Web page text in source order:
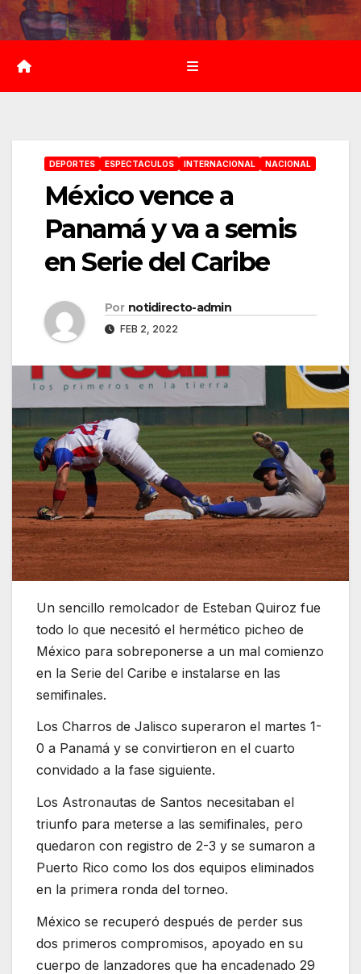
Saltar
al
contenido
DEPORTES ESPECTACULOS INTERNACIONAL NACIONAL
México vence a
Panamá y va a semis
en Serie del Caribe
Por notidirecto-admin
FEB 2, 2022
Un sencillo remolcador de Esteban Quiroz fue
todo lo que necesitó el hermético picheo de
México para sobreponerse a un mal comienzo
en la Serie del Caribe e instalarse en las
semifinales.
Los Charros de Jalisco superaron el martes 1-
0 a Panamá y se convirtieron en el cuarto
convidado a la fase siguiente.
Los Astronautas de Santos necesitaban el
triunfo para meterse a las semifinales, pero
quedaron con registro de 2-3 y se sumaron a
Puerto Rico como los dos equipos eliminados
en la primera ronda del torneo.
México se recuperó después de perder sus
dos primeros compromisos, apoyado en su
cuerpo de lanzadores que ha encadenado 29